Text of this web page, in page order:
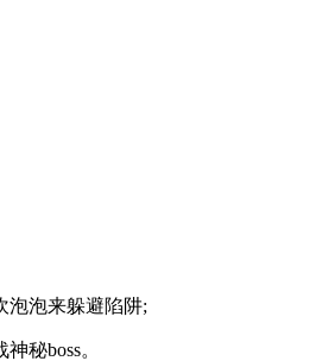
泡泡来躲避陷阱;
秘boss。